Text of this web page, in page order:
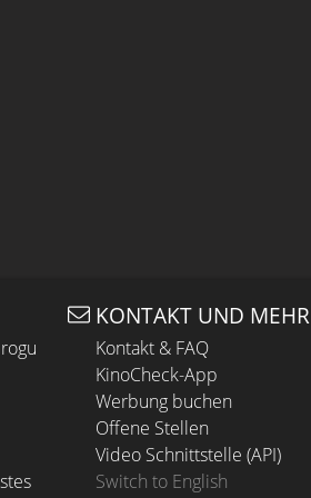
KONTAKT UND MEHR
Kontakt & FAQ
KinoCheck-App
Werbung buchen
Offene Stellen
Video Schnittstelle (API)
Switch to English